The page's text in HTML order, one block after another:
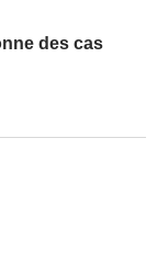
des cas